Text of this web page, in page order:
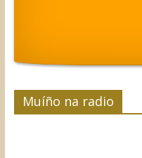
Muíño na radio